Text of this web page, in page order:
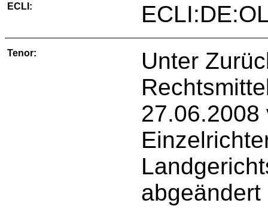
ECLI:
Tenor:
Unter
27.06.2008